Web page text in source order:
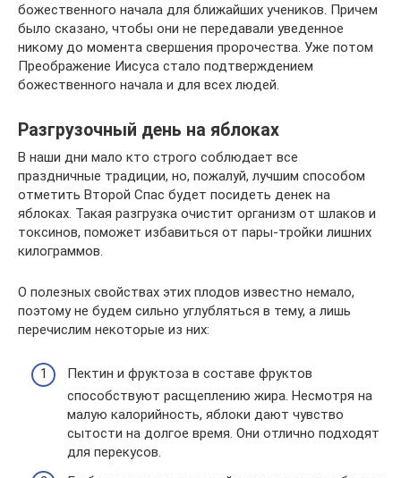
божественного начала для ближайших учеников. Причем
было сказано, чтобы они не передавали уведенное
никому до момента свершения пророчества. Уже потом
Преображение Иисуса стало подтверждением
божественного начала и для всех людей.
Разгрузочный день на яблоках
В наши дни мало кто строго соблюдает все
праздничные традиции, но, пожалуй, лучшим способом
отметить Второй Спас будет посидеть денек на
яблоках. Такая разгрузка очистит организм от шлаков и
токсинов, поможет избавиться от пары-тройки лишних
килограммов.
О полезных свойствах этих плодов известно немало,
поэтому не будем сильно углубляться в тему, а лишь
перечислим некоторые из них:
Пектин и фруктоза в составе фруктов
способствуют расщеплению жира. Несмотря на
малую калорийность, яблоки дают чувство
сытости на долгое время. Они отлично подходят
для перекусов.